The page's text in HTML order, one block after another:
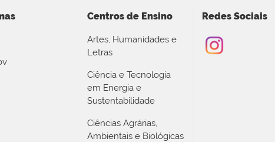
Centros de Ensino
Artes, Humanidades e
Letras
Ciência e Tecnologia
em Energia e
Sustentabilidade
Ciências Agrárias,
Ambientais e Biológicas
Redes Sociais